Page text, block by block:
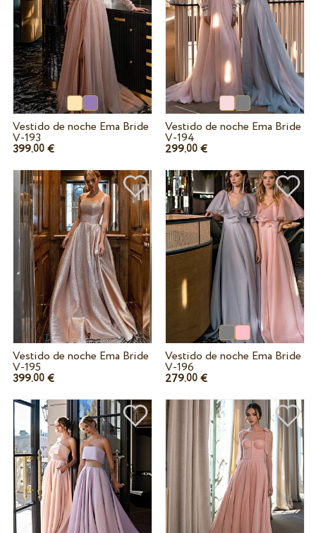
Vestido de noche Ema Bride
V-193
399.00€
Vestido de noche Ema Bride
V-194
299.00 €
Vestido de noche Ema Bride
V-195
399.00€
Vestido de noche Ema Bride
V-196
279.00 €